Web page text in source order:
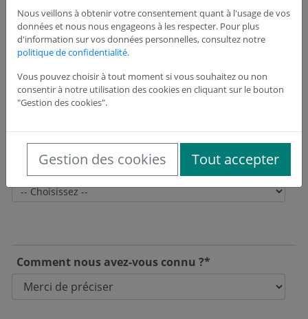
Adresse *
Adresse suite
Comment nous avez-vous connu ?*
Nous veillons à obtenir votre consentement quant à l'usage de vos
données et nous nous engageons à les respecter. Pour plus
d'information sur vos données personnelles, consultez notre
politique de confidentialité.
Vous pouvez choisir à tout moment si vous souhaitez ou non
consentir à notre utilisation des cookies en cliquant sur le bouton
"Gestion des cookies".
Gestion des cookies Tout accepter